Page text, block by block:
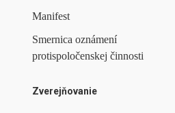
Manifest
Smernica oznámení
protispoločenskej činnosti
Zverejňovanie